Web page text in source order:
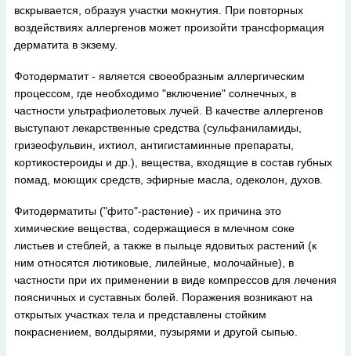
вскрывается, образуя участки мокнутия. При повторных
воздействиях аллергенов может произойти трансформация
дерматита в экзему.
Фотодерматит - является своеобразным аллергическим
процессом, где необходимо "включение" солнечных, в
частности ультрафиолетовых лучей. В качестве аллергенов
выступают лекарственные средства (сульфаниламиды,
гризеофульвин, ихтиол, антигистаминные препараты,
кортикостероиды и др.), вещества, входящие в состав губных
помад, моющих средств, эфирные масла, одеколон, духов.
Фитодерматиты ("фито"-растение) - их причина это
химические вещества, содержащиеся в млечном соке
листьев и стеблей, а также в пыльце ядовитых растений (к
ним относятся лютиковые, лилейные, молочайные), в
частности при их применении в виде компрессов для лечения
поясничных и суставных болей. Поражения возникают на
открытых участках тела и представлены стойким
покраснением, волдырями, пузырями и другой сыпью.